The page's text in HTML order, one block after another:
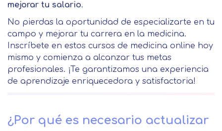
mejorar tu salario.
No pierdas la oportunidad de especializarte en tu
campo y mejorar tu carrera en la medicina.
Inscríbete en estos cursos de medicina online hoy
mismo y comienza a alcanzar tus metas
profesionales. ¡Te garantizamos una experiencia
de aprendizaje enriquecedora y satisfactoria!
¿Por qué es necesario actualizar